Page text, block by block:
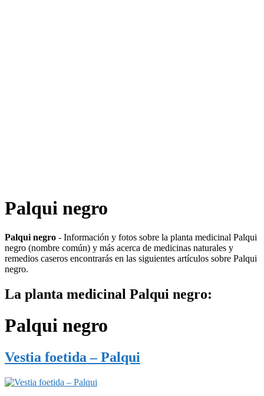
Palqui negro
Palqui negro - Información y fotos sobre la planta medicinal Palqui
negro (nombre común) y más acerca de medicinas naturales y
remedios caseros encontrarás en las siguientes artículos sobre Palqui
negro.
La planta medicinal Palqui negro:
Palqui negro
Vestia foetida – Palqui